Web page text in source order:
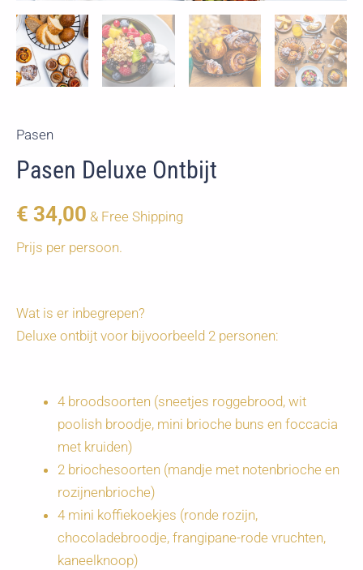
Pasen
Pasen Deluxe Ontbijt
€ 34,00 & Free Shipping
Prijs per persoon.
Wat is er inbegrepen?
Deluxe ontbijt voor bijvoorbeeld 2 personen:
4 broodsoorten (sneetjes roggebrood, wit
poolish broodje, mini brioche buns en foccacia
met kruiden)
2 briochesoorten (mandje met notenbrioche en
rozijnenbrioche)
4 mini koffiekoekjes (ronde rozijn,
chocoladebroodje, frangipane-rode vruchten,
kaneelknoop)